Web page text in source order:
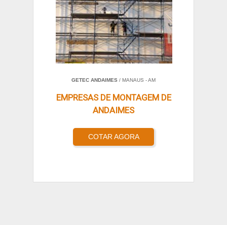
GETEC ANDAIMES / MANAUS - AM
EMPRESAS DE MONTAGEM DE
ANDAIMES
COTAR AGORA